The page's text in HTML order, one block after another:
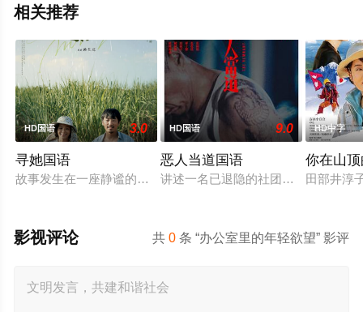
相关推荐
HD国语 3.0
寻她国语
故事发生在一座静谧的南方蔗村，齐齐整整的陈凤娣（舒淇 饰
HD国语 9.0
恶人当道国语
讲述一名已退隐的社团老大，因一群
HD中字
你在山
田部井淳
共0 条 “办公室里的年轻欲望” 影评
影视评论